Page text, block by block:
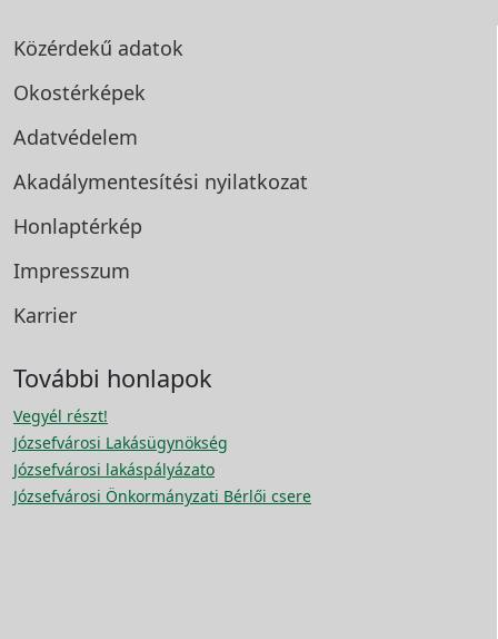
Közérdekű adatok
Okostérképek
Adatvédelem
Akadálymentesítési nyilatkozat
Honlaptérkép
Impresszum
Karrier
További honlapok
Vegyél részt!
Józsefvárosi Lakásügynökség
Józsefvárosi lakáspályázato
Józsefvárosi Önkormányzati Bérlői csere